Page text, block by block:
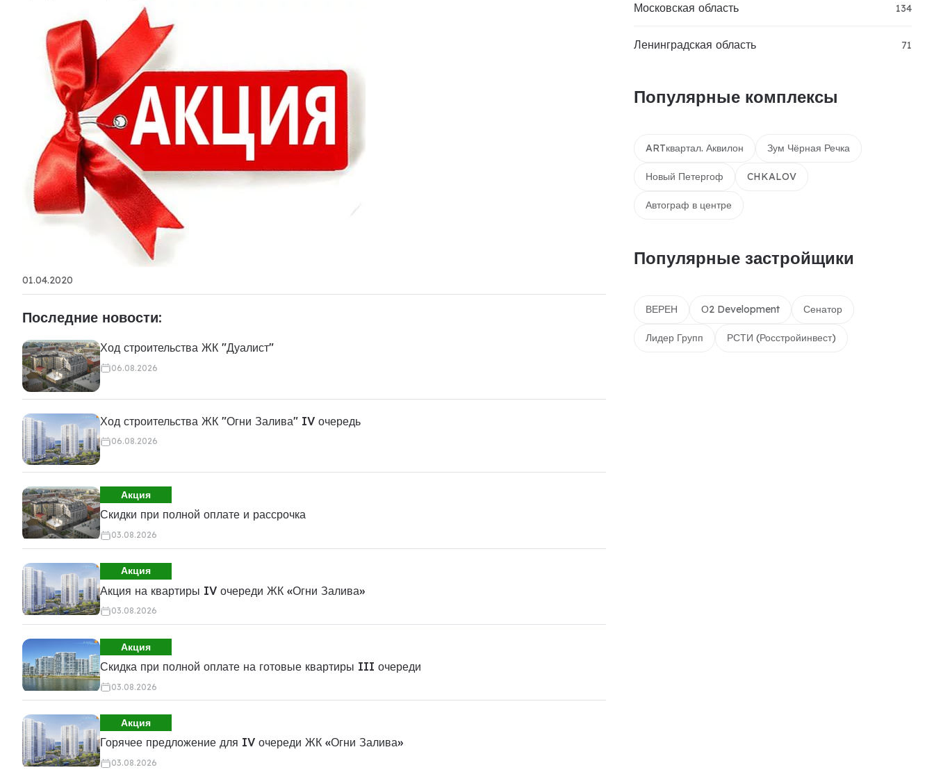
01.04.2020
Последние новости:
Ход строительства ЖК "Дуалист"
06.08.2026
Ход строительства ЖК "Огни Залива" IV очередь
06.08.2026
Акция
Скидки при полной оплате и рассрочка
03.08.2026
Акция
Акция на квартиры IV очереди ЖК «Огни Залива»
03.08.2026
Акция
Скидка при полной оплате на готовые квартиры III очереди
03.08.2026
Акция
Горячее предложение для IV очереди ЖК «Огни Залива»
03.08.2026
Московская область 134
Ленинградская область 71
Популярные комплексы
ARTквартал. Аквилон Зум Чёрная Речка
Новый Петергоф CHKALOV
Автограф в центре
Популярные застройщики
ВЕРЕН О2 Development Сенатор
Лидер Групп РСТИ (Росстройинвест)